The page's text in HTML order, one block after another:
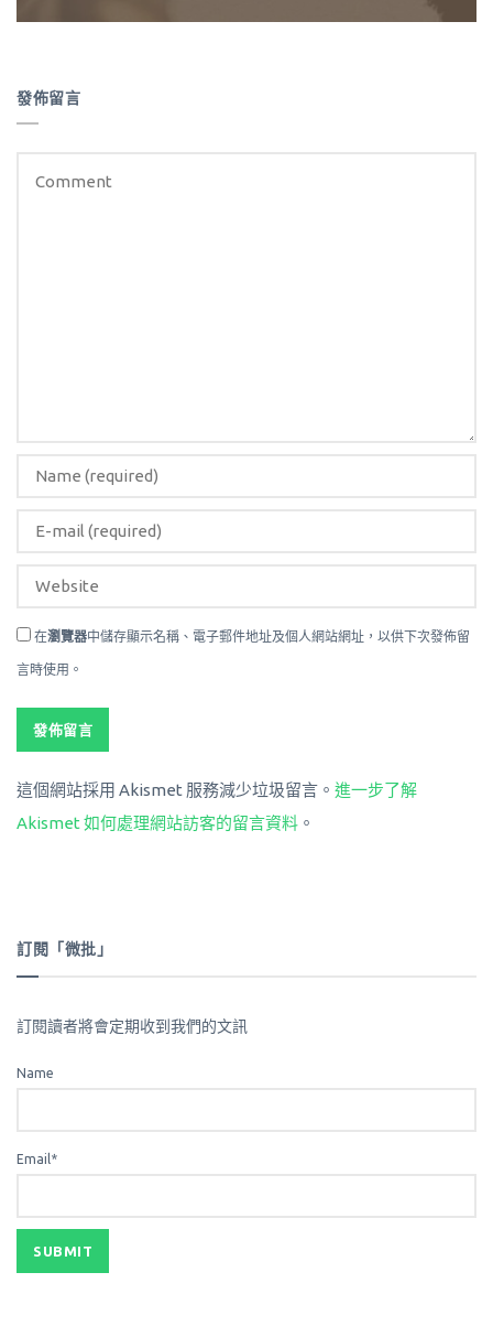
發佈留言
在瀏覽器中儲存顯示名稱、電子郵件地址及個人網站網址，以供下次發佈留
言時使用。
這個網站採用 Akismet 服務減少垃圾留言。 進一步了解
Akismet 如何處理網站訪客的留言資料 。
訂閱「微批」
訂閱讀者將會定期收到我們的文訊
Name
Email*